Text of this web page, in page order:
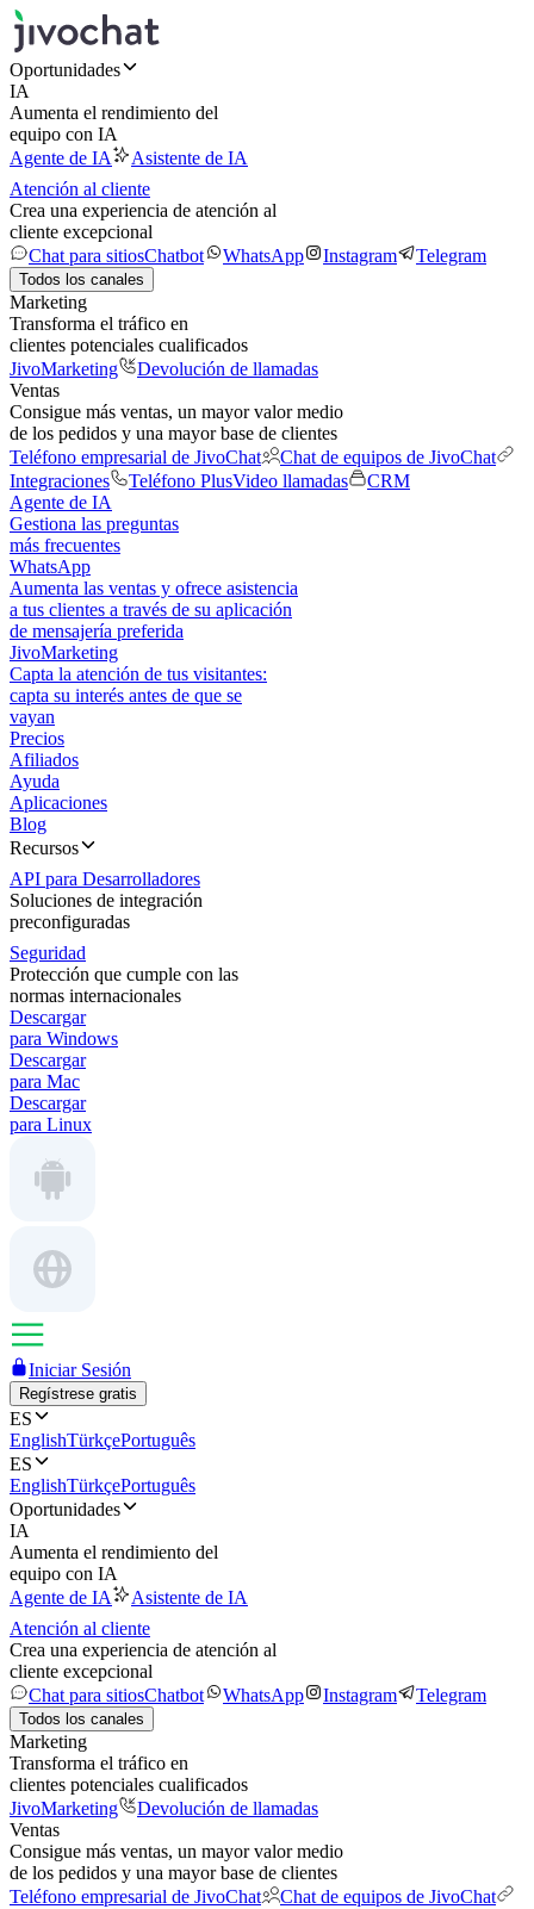
Oportunidades
IA
Aumenta el rendimiento del
equipo con IA
Agente de IA
Asistente de IA
Atención al cliente
Crea una experiencia de atención al
cliente excepcional
Chat para sitiosChatbot WhatsApp Instagram Telegram
Todos los canales
Marketing
Transforma el tráfico en
clientes potenciales cualificados
JivoMarketing
Devolución de llamadas
Ventas
Consigue más ventas, un mayor valor medio
de los pedidos y una mayor base de clientes
Teléfono empresarial de JivoChat
Chat de equipos de JivoChat
Integraciones
Teléfono PlusVideo llamadas
CRM
Agente de IA
Gestiona las preguntas
más frecuentes
WhatsApp
Aumenta las ventas y ofrece asistencia
a tus clientes a través de su aplicación
de mensajería preferida
JivoMarketing
Capta la atención de tus visitantes:
capta su interés antes de que se
vayan
Precios
Afiliados
Ayuda
Aplicaciones
Blog
Recursos
API para Desarrolladores
Soluciones de integración
preconfiguradas
Seguridad
Protección que cumple con las
normas internacionales
Descargar
para Windows
Descargar
para Mac
Descargar
para Linux
Iniciar Sesión
Regístrese gratis
ES
EnglishTürkçePortuguês
ES
EnglishTürkçePortuguês
Oportunidades
IA
Aumenta el rendimiento del
equipo con IA
Agente de IA
Asistente de IA
Atención al cliente
Crea una experiencia de atención al
cliente excepcional
Chat para sitiosChatbot WhatsApp Instagram Telegram
Todos los canales
Marketing
Transforma el tráfico en
clientes potenciales cualificados
JivoMarketing
Devolución de llamadas
Ventas
Consigue más ventas, un mayor valor medio
de los pedidos y una mayor base de clientes
Teléfono empresarial de JivoChat
Chat de equipos de JivoChat